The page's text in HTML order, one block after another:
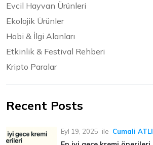
Evcil Hayvan Ürünleri
Ekolojik Ürünler
Hobi & İlgi Alanları
Etkinlik & Festival Rehberi
Kripto Paralar
Recent Posts
Eyl 19, 2025 ile Cumali ATLI